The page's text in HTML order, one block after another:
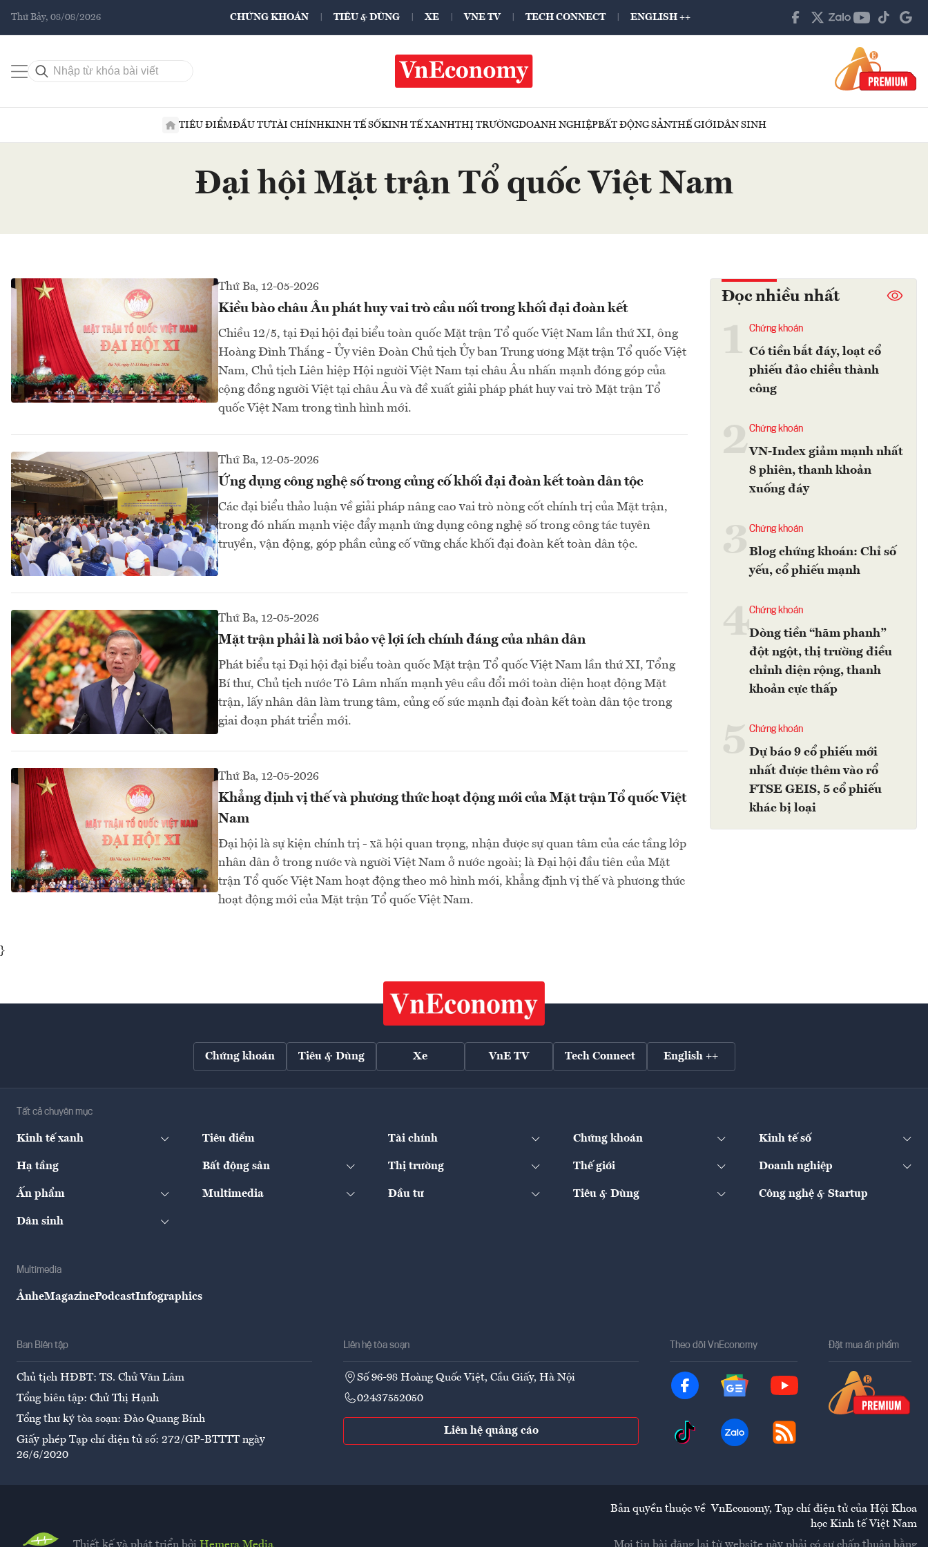
Thứ Bảy, 08/08/2026 CHỨNG KHOÁN TIÊU & DÙNG XE VNE TV TECH CONNECT ENGLISH ++
TIÊU ĐIỂMĐẦU TƯTÀI CHÍNHKINH TẾ SỐKINH TẾ XANHTHỊ TRƯỜNGDOANH NGHIỆPBẤT ĐỘNG SẢNTHẾ GIỚIDÂN SINH
Đại hội Mặt trận Tổ quốc Việt Nam
Thứ Ba, 12-05-2026
Kiều bào châu Âu phát huy vai trò cầu nối trong khối đại đoàn kết
Chiều 12/5, tại Đại hội đại biểu toàn quốc Mặt trận Tổ quốc Việt Nam lần thứ XI, ông
Hoàng Đình Thắng - Ủy viên Đoàn Chủ tịch Ủy ban Trung ương Mặt trận Tổ quốc Việt
Nam, Chủ tịch Liên hiệp Hội người Việt Nam tại châu Âu nhấn mạnh đóng góp của
cộng đồng người Việt tại châu Âu và đề xuất giải pháp phát huy vai trò Mặt trận Tổ
quốc Việt Nam trong tình hình mới.
Thứ Ba, 12-05-2026
Ứng dụng công nghệ số trong củng cố khối đại đoàn kết toàn dân tộc
Các đại biểu thảo luận về giải pháp nâng cao vai trò nòng cốt chính trị của Mặt trận,
trong đó nhấn mạnh việc đẩy mạnh ứng dụng công nghệ số trong công tác tuyên
truyền, vận động, góp phần củng cố vững chắc khối đại đoàn kết toàn dân tộc.
Thứ Ba, 12-05-2026
Mặt trận phải là nơi bảo vệ lợi ích chính đáng của nhân dân
Phát biểu tại Đại hội đại biểu toàn quốc Mặt trận Tổ quốc Việt Nam lần thứ XI, Tổng
Bí thư, Chủ tịch nước Tô Lâm nhấn mạnh yêu cầu đổi mới toàn diện hoạt động Mặt
trận, lấy nhân dân làm trung tâm, củng cố sức mạnh đại đoàn kết toàn dân tộc trong
giai đoạn phát triển mới.
Thứ Ba, 12-05-2026
Khẳng định vị thế và phương thức hoạt động mới của Mặt trận Tổ quốc Việt
Nam
Đại hội là sự kiện chính trị - xã hội quan trọng, nhận được sự quan tâm của các tầng lớp
nhân dân ở trong nước và người Việt Nam ở nước ngoài; là Đại hội đầu tiên của Mặt
trận Tổ quốc Việt Nam hoạt động theo mô hình mới, khẳng định vị thế và phương thức
hoạt động mới của Mặt trận Tổ quốc Việt Nam.
Đọc nhiều nhất
Chứng khoán
Có tiền bắt đáy, loạt cổ
phiếu đảo chiều thành
công
2Chứng khoán
VN-Index giảm mạnh nhất
8 phiên, thanh khoản
xuống đáy
Chứng khoán
Blog chứng khoán: Chỉ số
yếu, cổ phiếu mạnh
4Chứng khoán
Dòng tiền “hãm phanh”
đột ngột, thị trường điều
chỉnh diện rộng, thanh
khoản cực thấp
Chứng khoán
Dự báo 9 cổ phiếu mới
nhất được thêm vào rổ
FTSE GEIS, 5 cổ phiếu
khác bị loại
}
Chứng khoán Tiêu & Dùng Xe VnE TV Tech Connect English ++
Tất cả chuyên mục
Kinh tế xanh Tiêu điểm Tài chính Chứng khoán Kinh tế số
Hạ tầng Bất động sản Thị trường Thế giới Doanh nghiệp
Ấn phẩm Multimedia Đầu tư Tiêu & Dùng Công nghệ & Startup
Dân sinh
Multimedia
ẢnheMagazinePodcastInfographics
Ban Biên tập
Chủ tịch HĐBT: TS. Chử Văn Lâm
Tổng biên tập: Chử Thị Hạnh
Tổng thư ký tòa soạn: Đào Quang Bính
Giấy phép Tạp chí điện tử số: 272/GP-BTTTT ngày
26/6/2020
Liên hệ tòa soạn
Số 96-98 Hoàng Quốc Việt, Cầu Giấy, Hà Nội
02437552050
Liên hệ quảng cáo
Theo dõi VnEconomy Đặt mua ấn phẩm
Bản quyền thuộc về VnEconomy, Tạp chí điện tử của Hội Khoa
học Kinh tế Việt Nam